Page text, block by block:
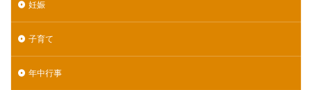
妊娠
子育て
年中行事